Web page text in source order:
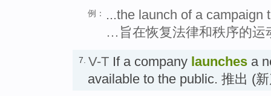
例：
...the launch of a campaign
…旨在恢复法律和秩序的运
7. V-T If a company launches a
available to the public. 推出 (